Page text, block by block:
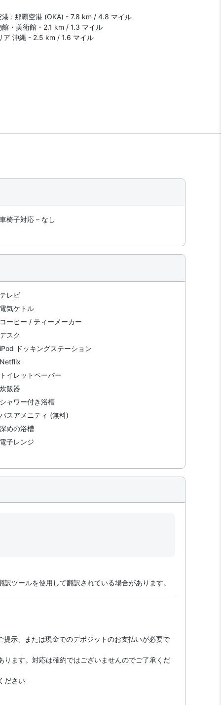
港 : 那覇空港 (OKA) - 7.8 km / 4.8 マイル
館・美術館 - 2.1 km / 1.3 マイル
ア 沖縄 - 2.5 km / 1.6 マイル
車椅子対応 – なし
テレビ
電気ケトル
コーヒー / ティーメーカー
デスク
iPod ドッキングステーション
Netflix
トイレットペーパー
炊飯器
シャワー付き浴槽
バスアメニティ (無料)
深めの浴槽
電子レンジ
ツールを使用して翻訳されている場合があります。
示、または現金でのデポジットのお支払いが必要で
ます。対応は確約ではございませんのでご了承くだ
ださい